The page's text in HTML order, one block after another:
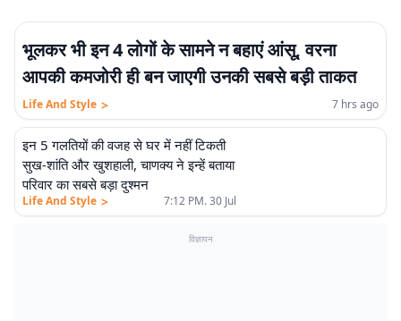
भूलकर भी इन 4 लोगों के सामने न बहाएं आंसू, वरना
आपकी कमजोरी ही बन जाएगी उनकी सबसे बड़ी ताकत
Life And Style > 7 hrs ago
इन 5 गलतियों की वजह से घर में नहीं टिकती
सुख-शांति और खुशहाली, चाणक्य ने इन्हें बताया
परिवार का सबसे बड़ा दुश्मन
Life And Style > 7:12 PM. 30 Jul
विज्ञापन